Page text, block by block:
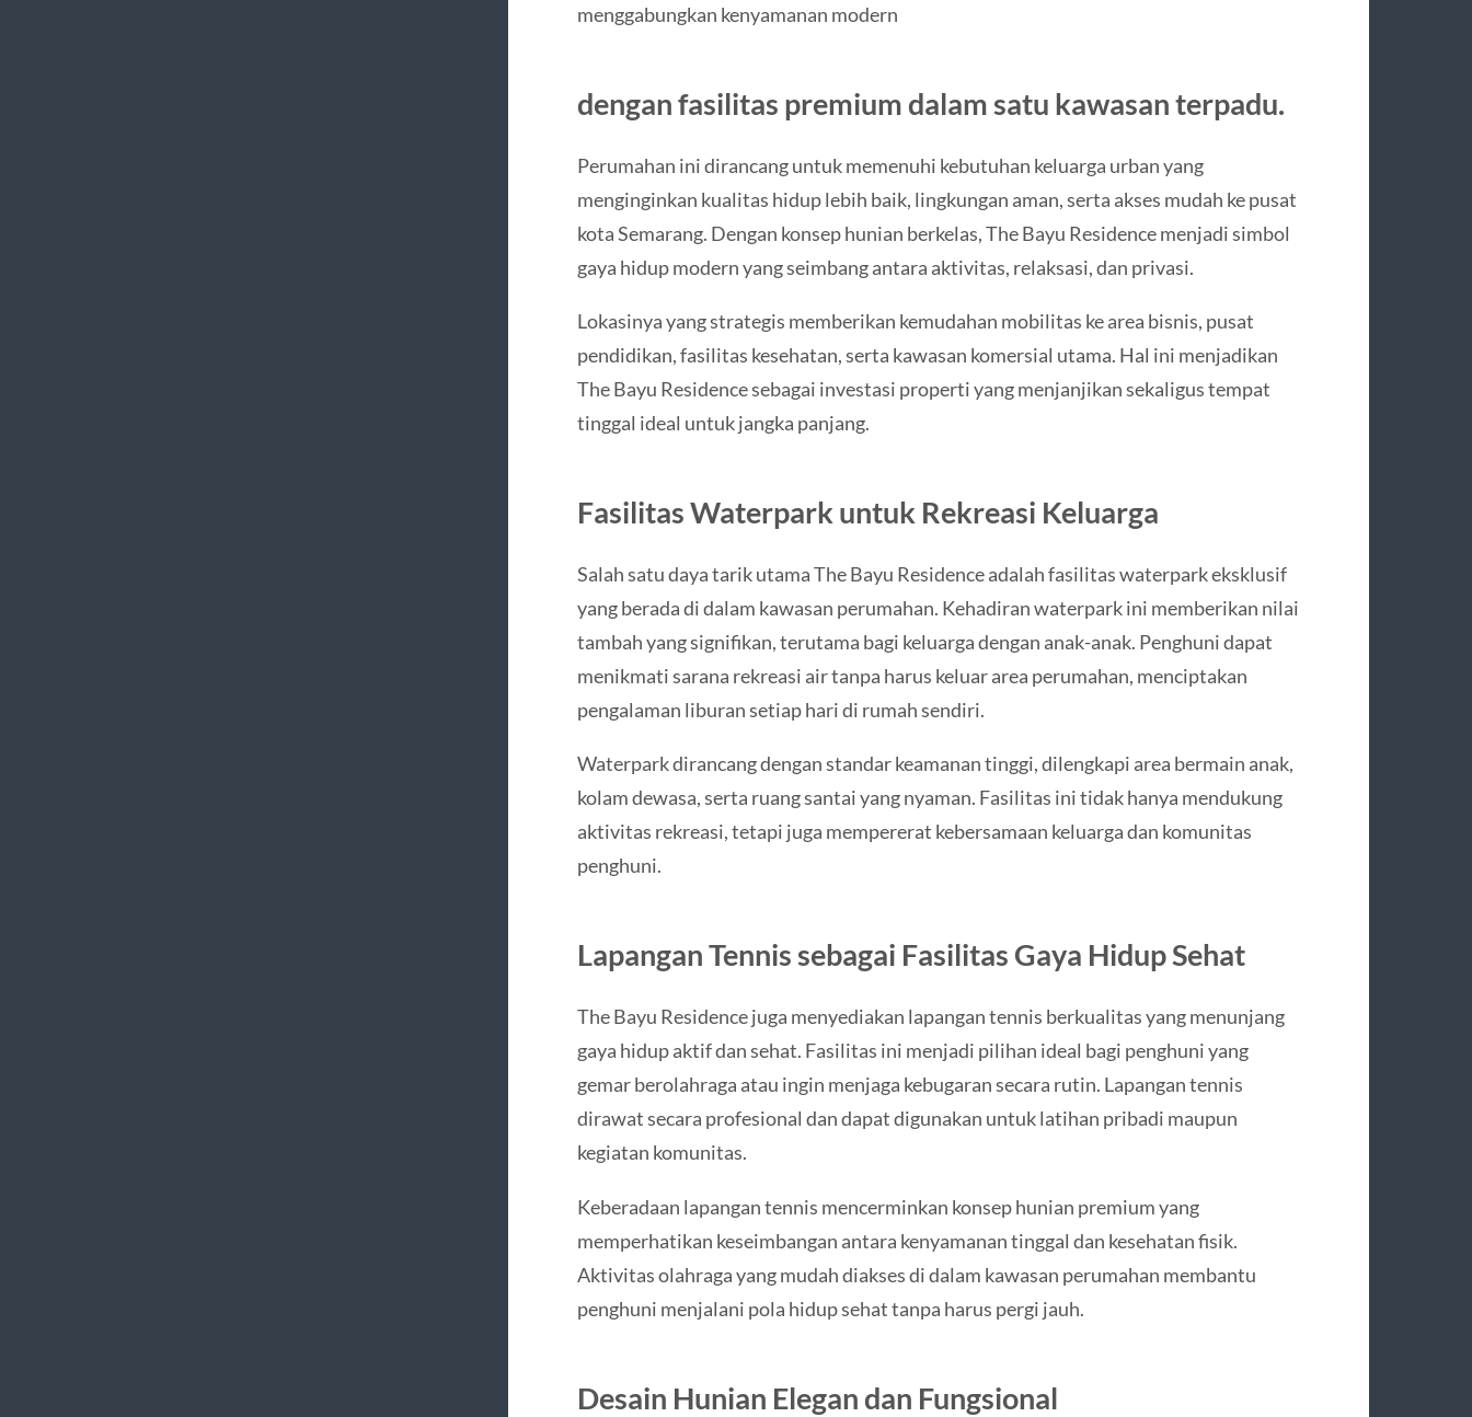
menggabungkan kenyamanan modern
dengan fasilitas premium dalam satu kawasan terpadu.
Perumahan ini dirancang untuk memenuhi kebutuhan keluarga urban yang
menginginkan kualitas hidup lebih baik, lingkungan aman, serta akses mudah ke pusat
kota Semarang. Dengan konsep hunian berkelas, The Bayu Residence menjadi simbol
gaya hidup modern yang seimbang antara aktivitas, relaksasi, dan privasi.
Lokasinya yang strategis memberikan kemudahan mobilitas ke area bisnis, pusat
pendidikan, fasilitas kesehatan, serta kawasan komersial utama. Hal ini menjadikan
The Bayu Residence sebagai investasi properti yang menjanjikan sekaligus tempat
tinggal ideal untuk jangka panjang.
Fasilitas Waterpark untuk Rekreasi Keluarga
Salah satu daya tarik utama The Bayu Residence adalah fasilitas waterpark eksklusif
yang berada di dalam kawasan perumahan. Kehadiran waterpark ini memberikan nilai
tambah yang signifikan, terutama bagi keluarga dengan anak-anak. Penghuni dapat
menikmati sarana rekreasi air tanpa harus keluar area perumahan, menciptakan
pengalaman liburan setiap hari di rumah sendiri.
Waterpark dirancang dengan standar keamanan tinggi, dilengkapi area bermain anak,
kolam dewasa, serta ruang santai yang nyaman. Fasilitas ini tidak hanya mendukung
aktivitas rekreasi, tetapi juga mempererat kebersamaan keluarga dan komunitas
penghuni.
Lapangan Tennis sebagai Fasilitas Gaya Hidup Sehat
The Bayu Residence juga menyediakan lapangan tennis berkualitas yang menunjang
gaya hidup aktif dan sehat. Fasilitas ini menjadi pilihan ideal bagi penghuni yang
gemar berolahraga atau ingin menjaga kebugaran secara rutin. Lapangan tennis
dirawat secara profesional dan dapat digunakan untuk latihan pribadi maupun
kegiatan komunitas.
Keberadaan lapangan tennis mencerminkan konsep hunian premium yang
memperhatikan keseimbangan antara kenyamanan tinggal dan kesehatan fisik.
Aktivitas olahraga yang mudah diakses di dalam kawasan perumahan membantu
penghuni menjalani pola hidup sehat tanpa harus pergi jauh.
Desain Hunian Elegan dan Fungsional